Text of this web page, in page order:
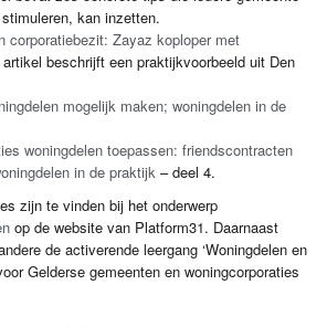
kan inzetten.
corporatiebezit: Zayaz koploper met
beschrijft een praktijkvoorbeeld uit Den
mogelijk maken; woningdelen in de
woningdelen toepassen: friendscontracten
in de praktijk – deel 4.
zijn te vinden bij het onderwerp
op de website van Platform31. Daarnaast
de activerende leergang ‘Woningdelen en
Gelderse gemeenten en woningcorporaties